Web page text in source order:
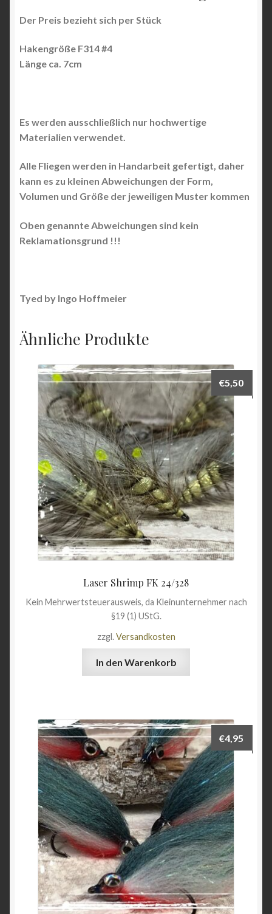
Der Preis bezieht sich per Stück
Hakengröße F314 #4
Länge ca. 7cm
Es werden ausschließlich nur hochwertige
Materialien verwendet.
Alle Fliegen werden in Handarbeit gefertigt, daher
kann es zu kleinen Abweichungen der Form,
Volumen und Größe der jeweiligen Muster kommen
Oben genannte Abweichungen sind kein
Reklamationsgrund !!!
Tyed by Ingo Hoffmeier
Ähnliche Produkte
Laser Shrimp FK 24/328
€5,50
Kein Mehrwertsteuerausweis, da Kleinunternehmer nach
§19 (1) UStG.
zzgl.Versandkosten
In den Warenkorb
€4,95